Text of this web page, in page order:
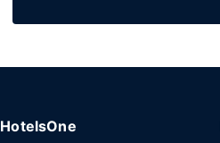
HotelsOne